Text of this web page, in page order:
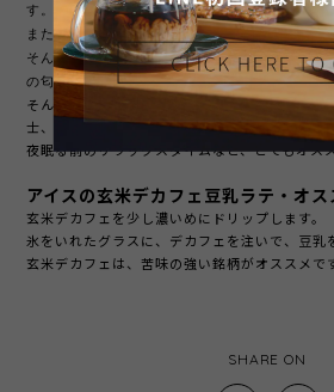
す。
また、痩せやすい体を作るために欠かせないた
そんな豆乳を飲みたい人は増えていますが、コ
の匂いが気になる など苦手な方も多いのでは
そんな豆乳と玄米デカフェはこれぞベストマッ
士、とても相性が良く、普通のカフェラテにも
夜眠る前のリラックスタイムなど、とてもオス
アイスの玄米デカフェ豆乳ラテ・オ
玄米デカフェを少し濃いめにドリップします。
氷をいれたグラスに、デカフェを注いで、豆乳
玄米デカフェは、苦味の強い銘柄がオススメです
SHARE ON